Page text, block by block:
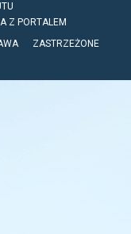
Z PORTALEM
ZASTRZEŻONE